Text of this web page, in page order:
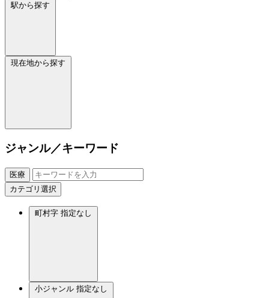
駅から探す
現在地から探す
ジャンル／キーワード
医療
カテゴリ選択
町村字 指定なし
小ジャンル 指定なし